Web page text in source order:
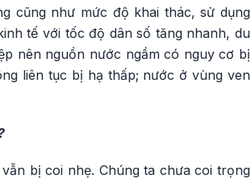
cũng như mức độ khai thác, sử dụng
tế với tốc độ dân số tăng nhanh, du
nên nguồn nước ngầm có nguy cơ bị
liên tục bị hạ thấp; nước ở vùng ven
bị coi nhẹ. Chúng ta chưa coi trọng